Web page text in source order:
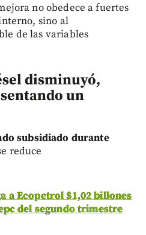
no obedece a fuertes
sino al
de las variables
disminuyó,
un
subsidiado durante
reduce
a Ecopetrol $1,02 billones
del segundo trimestre